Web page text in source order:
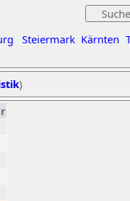
Steiermark Kärnten
)